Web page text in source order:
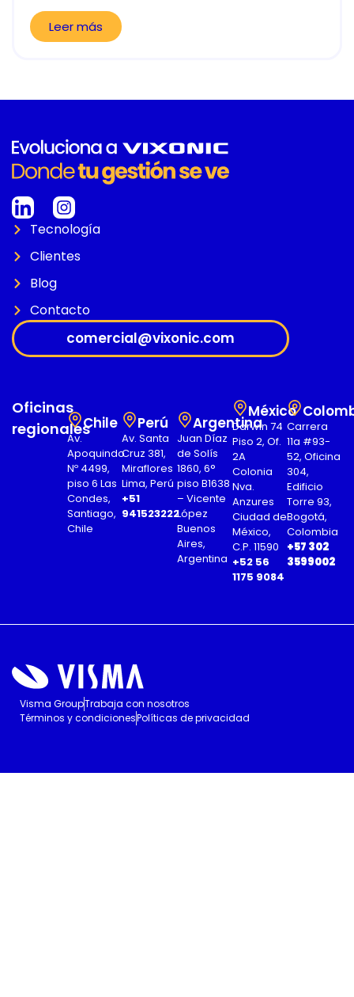
Leer más
Tecnología
Clientes
Blog
Contacto
comercial@vixonic.com
Oficinas
regionalesChile
Av.
Apoquindo
Nº 4499,
piso 6 Las
Condes,
Santiago,
Chile
Perú
Av. Santa
Cruz 381,
Miraflores
Lima, Perú
+51
941523222
Argentina
Juan Díaz
de Solís
1860, 6°
piso B1638
– Vicente
López
Buenos
Aires,
Argentina
México
Darwin 74
Piso 2, Of.
2A
Colonia
Nva.
Anzures
Ciudad de
México,
C.P. 11590
+52 56
1175 9084
Carrera
11a #93-
52, Oficina
304,
Edificio
Torre 93,
Bogotá,
Colombia
+57 302
3599002
Visma GroupTrabaja con nosotros
Términos y condicionesPolíticas de privacidad